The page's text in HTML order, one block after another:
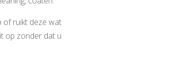
of ruikt deze wat
op zonder dat u